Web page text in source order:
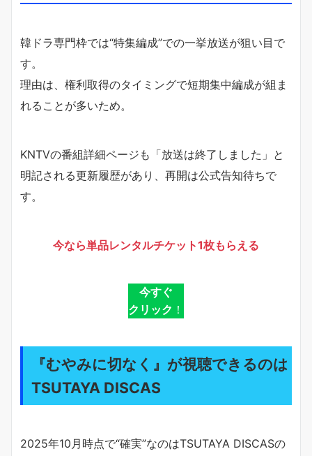
韓ドラ専門枠では“特集編成”での一挙放送が狙い目で
す。
理由は、権利取得のタイミングで短期集中編成が組ま
れることが多いため。
KNTVの番組詳細ページも「放送は終了しました」と
明記される更新履歴があり、再開は公式告知待ちで
す。
今なら単品レンタルチケット1枚もらえる
今すぐ
クリック ！
『むやみに切なく』が視聴できるのは
TSUTAYA DISCAS
2025年10月時点で“確実”なのはTSUTAYA DISCASの